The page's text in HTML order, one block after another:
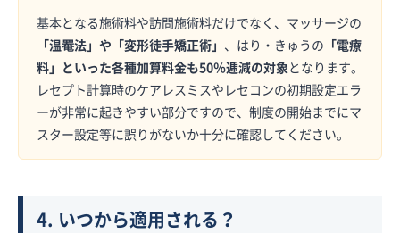
基本となる施術料や訪問施術料だけでなく、マッサージの
「温罨法」や「変形徒手矯正術」 、はり・きゅうの 「電療
料」といった各種加算料金も50％逓減の対象となります。
レセプト計算時のケアレスミスやレセコンの初期設定エラ
ーが非常に起きやすい部分ですので、制度の開始までにマ
スター設定等に誤りがないか十分に確認してください。
4. いつから適用される？